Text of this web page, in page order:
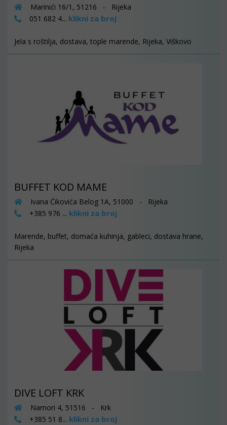
Marinići 16/1, 51216 - Rijeka
051 682 4... klikni za broj
Jela s roštilja, dostava, tople marende, Rijeka, Viškovo
BUFFET KOD MAME
Ivana Ćikovića Belog 1A, 51000 - Rijeka
+385 976 ... klikni za broj
Marende, buffet, domaća kuhinja, gableci, dostava hrane,
Rijeka
DIVE LOFT KRK
Namori 4, 51516 - Krk
+385 51 8... klikni za broj